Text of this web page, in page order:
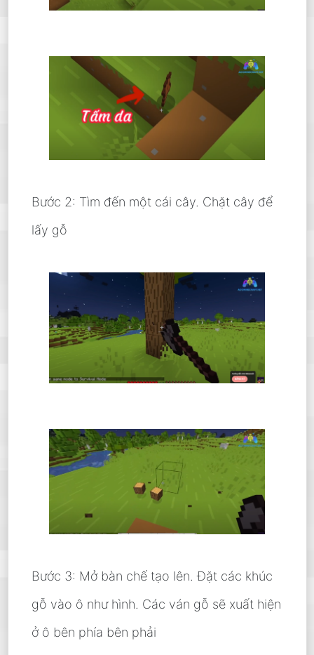
Bước 2: Tìm đến một cái cây. Chặt cây để
lấy gỗ
Bước 3: Mở bàn chế tạo lên. Đặt các khúc
gỗ vào ô như hình. Các ván gỗ sẽ xuất hiện
ở ô bên phía bên phải